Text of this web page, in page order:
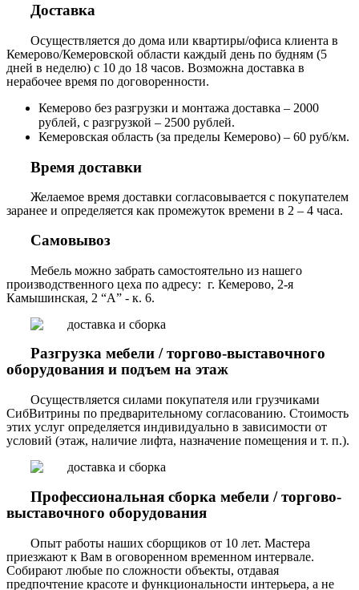
Доставка
Осуществляется до дома или квартиры/офиса клиента в
Кемерово/Кемеровской области каждый день по будням (5
дней в неделю) с 10 до 18 часов. Возможна доставка в
нерабочее время по договоренности.
Кемерово без разгрузки и монтажа доставка – 2000
рублей, с разгрузкой – 2500 рублей.
Кемеровская область (за пределы Кемерово) – 60 руб/км.
Время доставки
Желаемое время доставки согласовывается с покупателем
заранее и определяется как промежуток времени в 2 – 4 часа.
Самовывоз
Мебель можно забрать самостоятельно из нашего
производственного цеха по адресу: г. Кемерово, 2-я
Камышинская, 2 “А” - к. 6.
Разгрузка мебели / торгово-выставочного
оборудования и подъем на этаж
Осуществляется силами покупателя или грузчиками
СибВитрины по предварительному согласованию. Стоимость
этих услуг определяется индивидуально в зависимости от
условий (этаж, наличие лифта, назначение помещения и т. п.).
Профессиональная сборка мебели / торгово-
выставочного оборудования
Опыт работы наших сборщиков от 10 лет. Мастера
приезжают к Вам в оговоренном временном интервале.
Собирают любые по сложности объекты, отдавая
предпочтение красоте и функциональности интерьера, а не